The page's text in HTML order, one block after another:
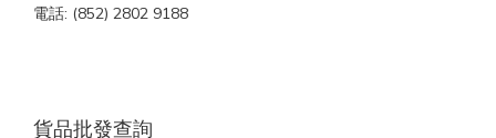
電話: (852) 2802 9188
貨品批發查詢